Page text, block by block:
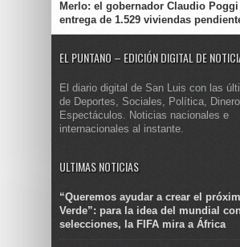
Merlo: el gobernador Claudio
entrega de 1.529 viviendas
EL PUNTANO – EDICIÓN DIGITAL DE
El diario digital de San Luis con las
de Deportes, Sociales, Política, Dinero,
Espectáculos. Noticias nacionales e
internacionales al instante.
ULTIMAS NOTICIAS
“Queremos ayudar a crear el
Verde”: para la idea del mundial
selecciones, la FIFA mira a África